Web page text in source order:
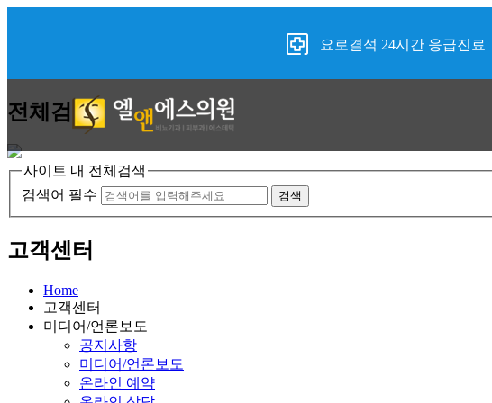
요로결석 24시간 응급진료
전체검색
사이트 내 전체검색
검색어 필수
검색
고객센터
Home
고객센터
미디어/언론보도
공지사항
미디어/언론보도
온라인 예약